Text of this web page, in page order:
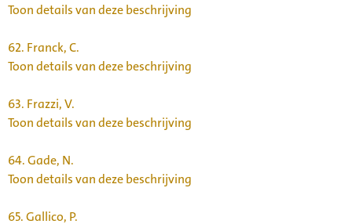
Toon details van deze beschrijving
62. Franck, C.
Toon details van deze beschrijving
63. Frazzi, V.
Toon details van deze beschrijving
64.Gade, N.
Toon details van deze beschrijving
65.Gallico, P.